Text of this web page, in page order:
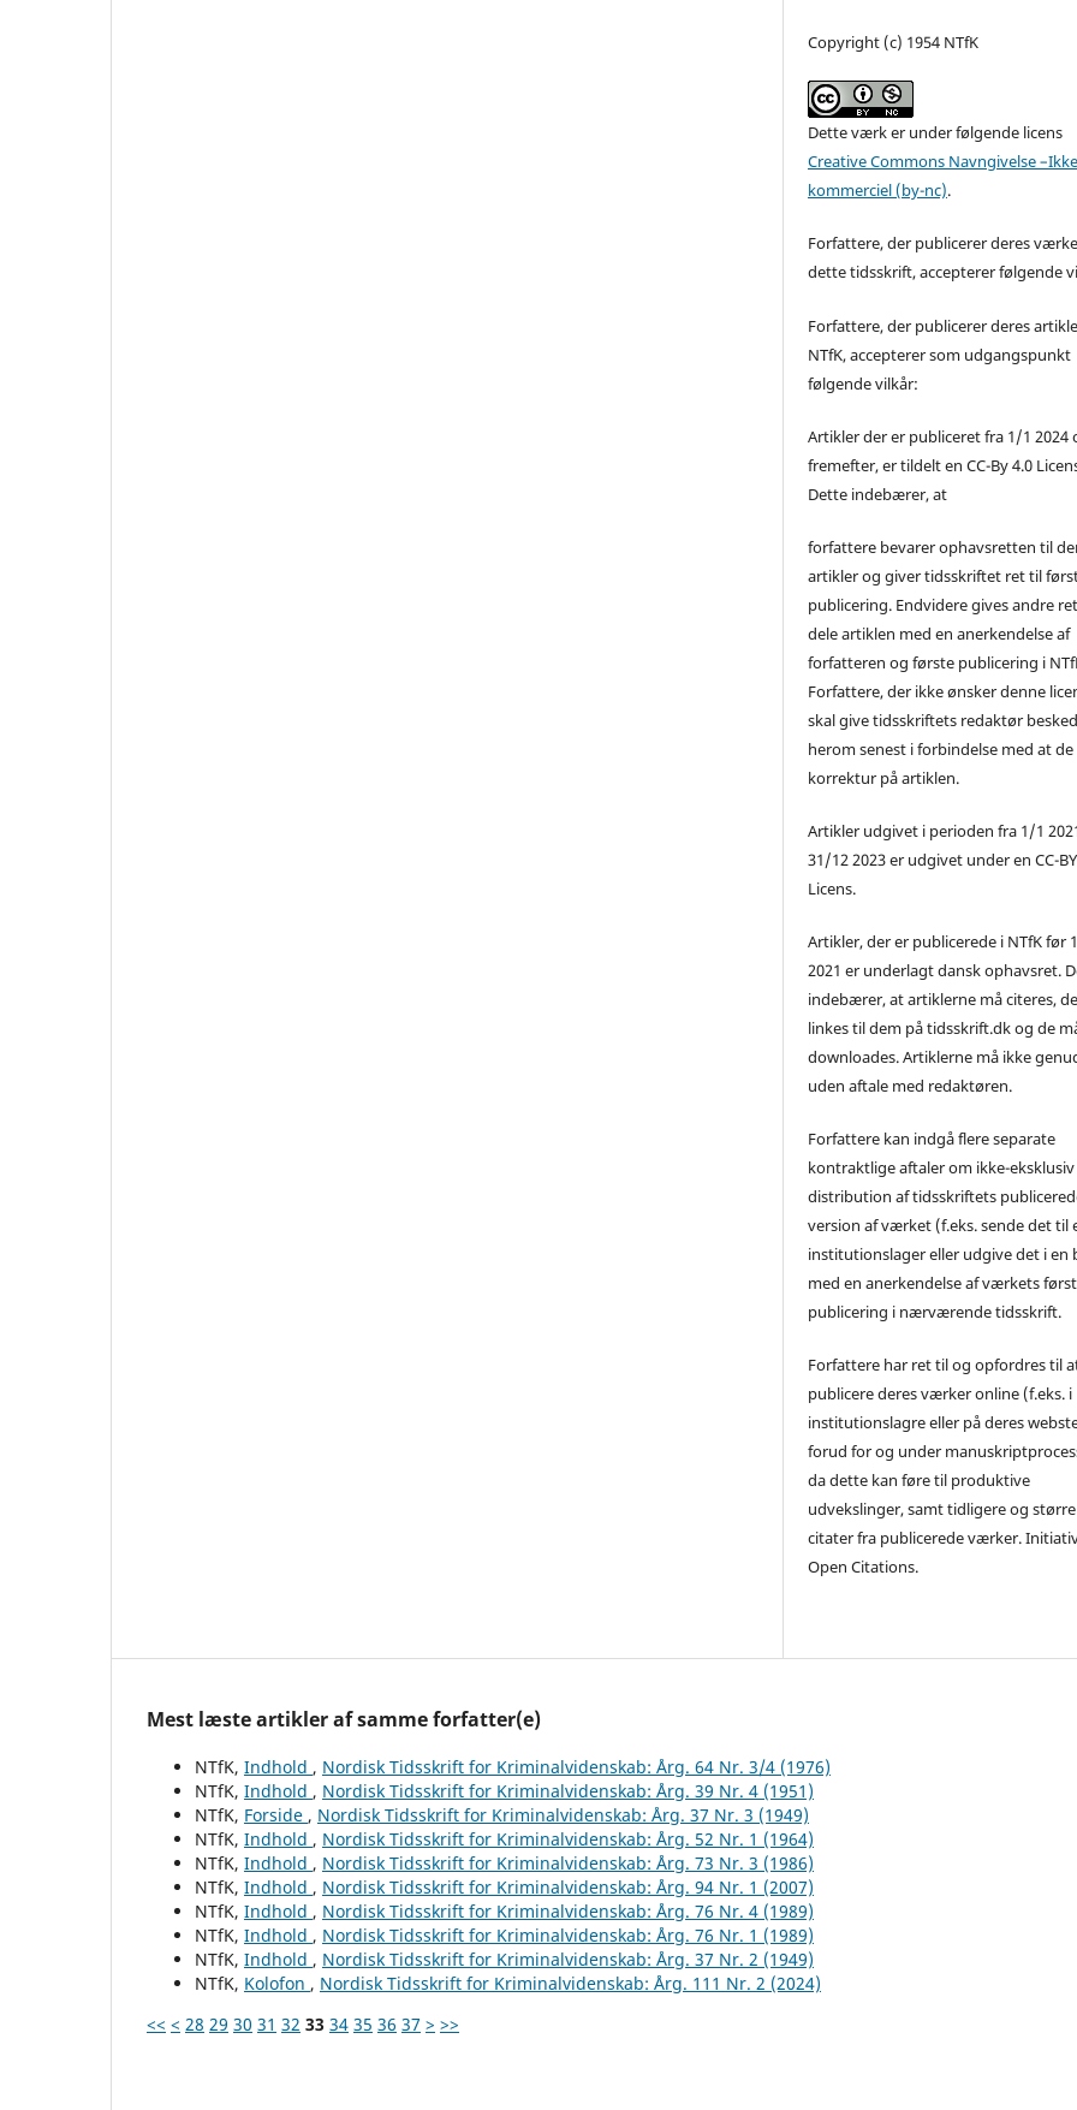
Copyright (c) 1954 NTfK
Dette værk er under følgende licens
Creative Commons Navngivelse
kommerciel (by-nc).
Forfattere, der publicerer deres
dette tidsskrift, accepterer følgende
Forfattere, der publicerer deres
NTfK, accepterer som udgangspunkt
følgende vilkår:
Artikler der er publiceret fra 1/1 2024
fremefter, er tildelt en CC-By 4.0
Dette indebærer, at
forfattere bevarer ophavsretten til
artikler og giver tidsskriftet ret til
publicering. Endvidere gives andre
dele artiklen med en anerkendelse af
forfatteren og første publicering i
Forfattere, der ikke ønsker denne
skal give tidsskriftets redaktør besked
herom senest i forbindelse med at
korrektur på artiklen.
Artikler udgivet i perioden fra 1/1
31/12 2023 er udgivet under en CC-
Licens.
Artikler, der er publicerede i NTfK før
2021 er underlagt dansk ophavsret.
indebærer, at artiklerne må citeres,
linkes til dem på tidsskrift.dk og de
downloades. Artiklerne må ikke
uden aftale med redaktøren.
Forfattere kan indgå flere separate
kontraktlige aftaler om ikke-eksklusiv
distribution af tidsskriftets
version af værket (f.eks. sende det til
institutionslager eller udgive det i en
med en anerkendelse af værkets
publicering i nærværende tidsskrift.
Forfattere har ret til og opfordres til
publicere deres værker online (f.eks. i
institutionslagre eller på deres
forud for og under
da dette kan føre til produktive
udvekslinger, samt tidligere og større
citater fra publicerede værker.
Open Citations.
Mest læste artikler af samme forfatter(e)
NTfK, Indhold , Nordisk Tidsskrift for Kriminalvidenskab: Årg. 64 Nr. 3/4 (1976)
NTfK, Indhold , Nordisk Tidsskrift for Kriminalvidenskab: Årg. 39 Nr. 4 (1951)
NTfK, Forside , Nordisk Tidsskrift for Kriminalvidenskab: Årg. 37 Nr. 3 (1949)
NTfK, Indhold , Nordisk Tidsskrift for Kriminalvidenskab: Årg. 52 Nr. 1 (1964)
NTfK, Indhold , Nordisk Tidsskrift for Kriminalvidenskab: Årg. 73 Nr. 3 (1986)
NTfK, Indhold , Nordisk Tidsskrift for Kriminalvidenskab: Årg. 94 Nr. 1 (2007)
NTfK, Indhold , Nordisk Tidsskrift for Kriminalvidenskab: Årg. 76 Nr. 4 (1989)
NTfK, Indhold , Nordisk Tidsskrift for Kriminalvidenskab: Årg. 76 Nr. 1 (1989)
NTfK, Indhold , Nordisk Tidsskrift for Kriminalvidenskab: Årg. 37 Nr. 2 (1949)
NTfK, Kolofon , Nordisk Tidsskrift for Kriminalvidenskab: Årg. 111 Nr. 2 (2024)
<< < 28 29 30 31 32 33 34 35 36 37 > >>